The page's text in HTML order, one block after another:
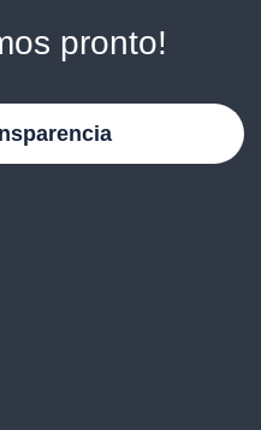
pronto!